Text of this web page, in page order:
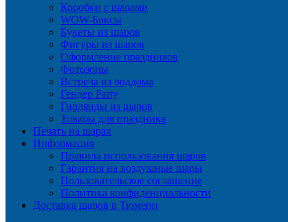
Коробки с шарами
WOW-Боксы
Букеты из шаров
Фигуры из шаров
Оформление праздников
Фотозоны
Встреча из роддома
Гендер Party
Гирлянды из шаров
Товары для праздника
Печать на шарах
Информация
Правила использования шаров
Гарантия на воздушные шары
Пользовательское соглашение
Политика конфиденциальности
Доставка шаров в Тюмени